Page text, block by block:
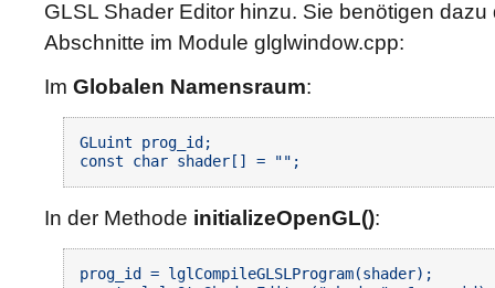
GLSL Shader Editor hinzu. Sie benötigen
Abschnitte im Module glglwindow.cpp:
Im Globalen Namensraum:
GLuint prog_id;
In der Methode initializeOpenGL():
prog_id = lglCompileGLSLProgram(shader);